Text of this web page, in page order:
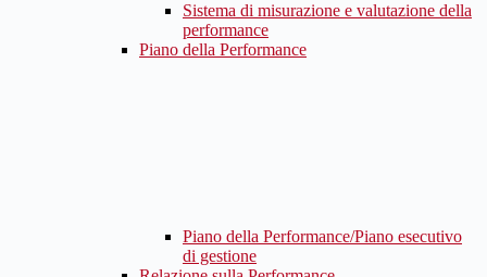
Sistema di misurazione e valutazione della
performance
Piano della Performance
Piano della Performance/Piano esecutivo
di gestione